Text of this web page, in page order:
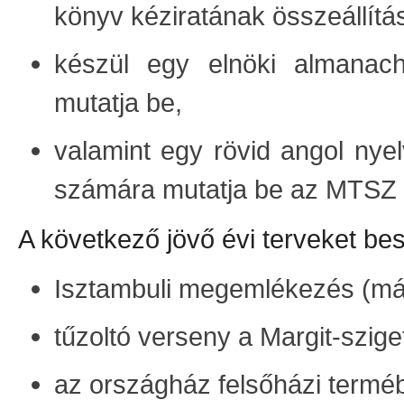
könyv kéziratának
készül egy elnöki
mutatja be,
valamint egy rövid angol
számára mutatja be az
A következő jövő évi terveket
Isztambuli megemlékezés
tűzoltó verseny a Margit-
az országház felsőházi